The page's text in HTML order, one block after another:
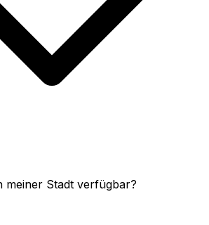
meiner Stadt verfügbar?